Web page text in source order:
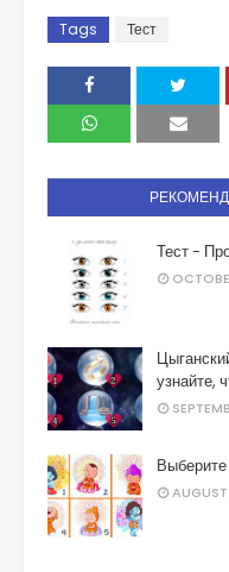
Tags Тест
Тест -
узнайте,